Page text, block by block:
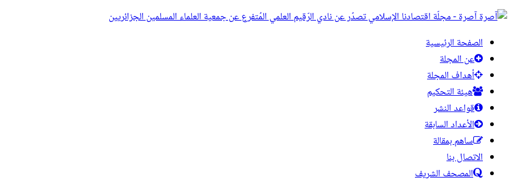
آصرة - مجلّة اقتصادنا الإسلامي تصدُر عن نادي الرّقيم العلمي المُتفرع عن جمعية العلماء المسلمين الجزائريين
الصفحة الرئيسية
عن المجلة
أهداف المجلة
هيئة التحكيم
قواعد النشر
الأعداد السابقة
ساهم بمقالة
الاتصال بنا
المصحف الشريف